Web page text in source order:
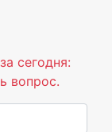
сегодня:
вопрос.